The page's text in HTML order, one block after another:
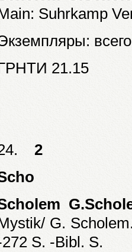
Suhrkamp
21.15
2
G.
S. -Bibl. S.